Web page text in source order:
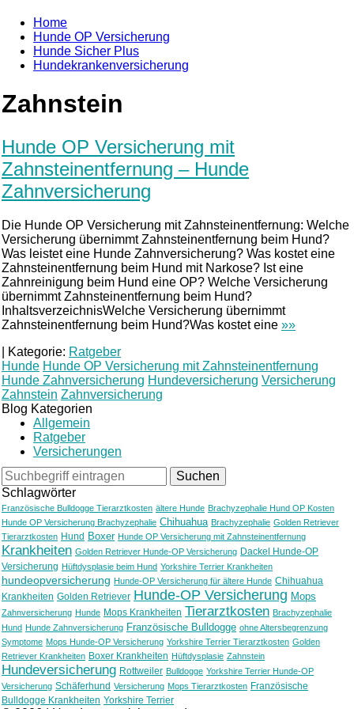
Home
Hunde OP Versicherung
Hunde Sicher Plus
Hundekrankenversicherung
Zahnstein
Hunde OP Versicherung mit
Zahnsteinentfernung – Hunde
Zahnversicherung
Die Hunde OP Versicherung mit Zahnsteinentfernung: Welche
Versicherung übernimmt Zahnsteinentfernung beim Hund?
Was leistet eine Hunde Zahnversicherung? Was kostet eine
Zahnsteinentfernung beim Hund mit Narkose? Ist eine
Zahnreinigung beim Hund eine OP? Welche Versicherung
übernimmt Zahnsteinentfernung beim Hund?
InhaltsverzeichnisWelche Versicherung übernimmt
Zahnsteinentfernung beim Hund?Was kostet eine »»
Kategorie: Ratgeber
Hunde Hunde OP Versicherung mit Zahnsteinentfernung
Hunde Zahnversicherung Hundeversicherung Versicherung
Zahnstein Zahnversicherung
Blog Kategorien
Allgemein
Ratgeber
Versicherungen
Schlagwörter
Französische Bulldogge Tierarztkosten ältere Hunde Brachyzephalie Hund OP Kosten
Hunde OP Versicherung Brachyzephalie Chihuahua Brachyzephalie Golden Retriever
Tierarztkosten Hund Boxer Hunde OP Versicherung mit Zahnsteinentfernung
Krankheiten Golden Retriever Hunde-OP Versicherung Dackel Hunde-OP
Versicherung Hüftdysplasie beim Hund Yorkshire Terrier Krankheiten
hundeopversicherung Hunde-OP Versicherung für ältere Hunde Chihuahua
Krankheiten Golden Retriever Hunde-OP Versicherung Mops
Zahnversicherung Hunde Mops Krankheiten Tierarztkosten Brachyzephalie
Hund Hunde Zahnversicherung Französische Bulldogge ohne Altersbegrenzung
Symptome Mops Hunde-OP Versicherung Yorkshire Terrier Tierarztkosten Golden
Retriever Krankheiten Boxer Krankheiten Hüftdysplasie Zahnstein
Hundeversicherung Rottweiler Bulldogge Yorkshire Terrier Hunde-OP
Versicherung Schäferhund Versicherung Mops Tierarztkosten Französische
Bulldogge Krankheiten Yorkshire Terrier